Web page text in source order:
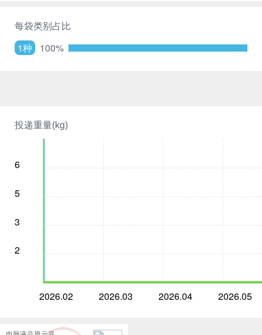
投递重量(kg)
6
5
3
2
2026.02 2026.03 2026.04 2026.05
每袋类别占比
1种 100%